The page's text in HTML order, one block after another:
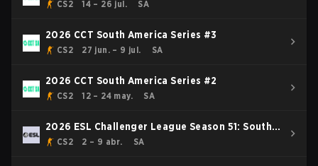
CS2 14 – 26 jul. SA
2026 CCT South America Series #3
CS2 27 jun. – 9 jul. SA
2026 CCT South America Series #2
CS2 12 – 24 may. SA
2026 ESL Challenger League Season 51: South
America - Cup #3
CS2 2 – 9 abr. SA